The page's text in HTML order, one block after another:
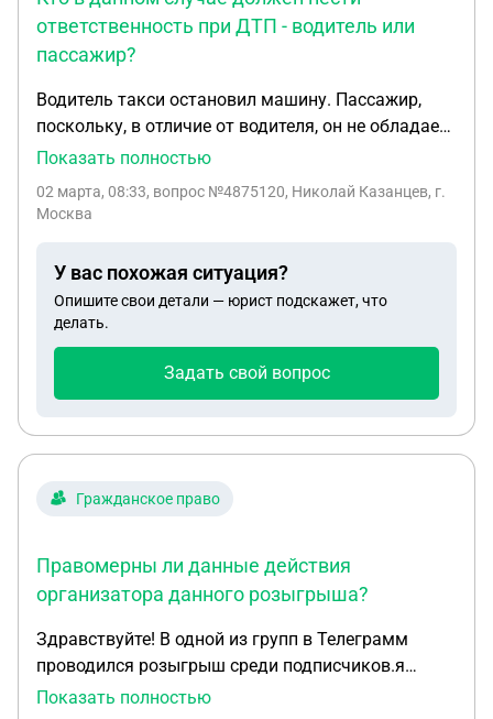
ответственность при ДТП - водитель или
пассажир?
Водитель такси остановил машину. Пассажир,
поскольку, в отличие от водителя, он не обладает
возможностями для оценки безопасности
настроены именно для водителя) , спросил
открыл дверь, но после этого в дверь врезался
байк. Кто в данном случае должен нести
ответственность при ДТП - водитель или
Показать полностью
02 марта, 08:33, вопрос №4875120, Николай Казанцев, г.
Москва
У вас похожая ситуация?
Опишите свои детали — юрист подскажет, что
делать.
Задать свой вопрос
Гражданское право
Правомерны ли данные действия
организатора данного розыгрыша?
Здравствуйте! В одной из групп в Телеграмм
проводился розыгрыш среди подписчиков.я
выиграл главный приз.но организаторы до сих
Показать полностью